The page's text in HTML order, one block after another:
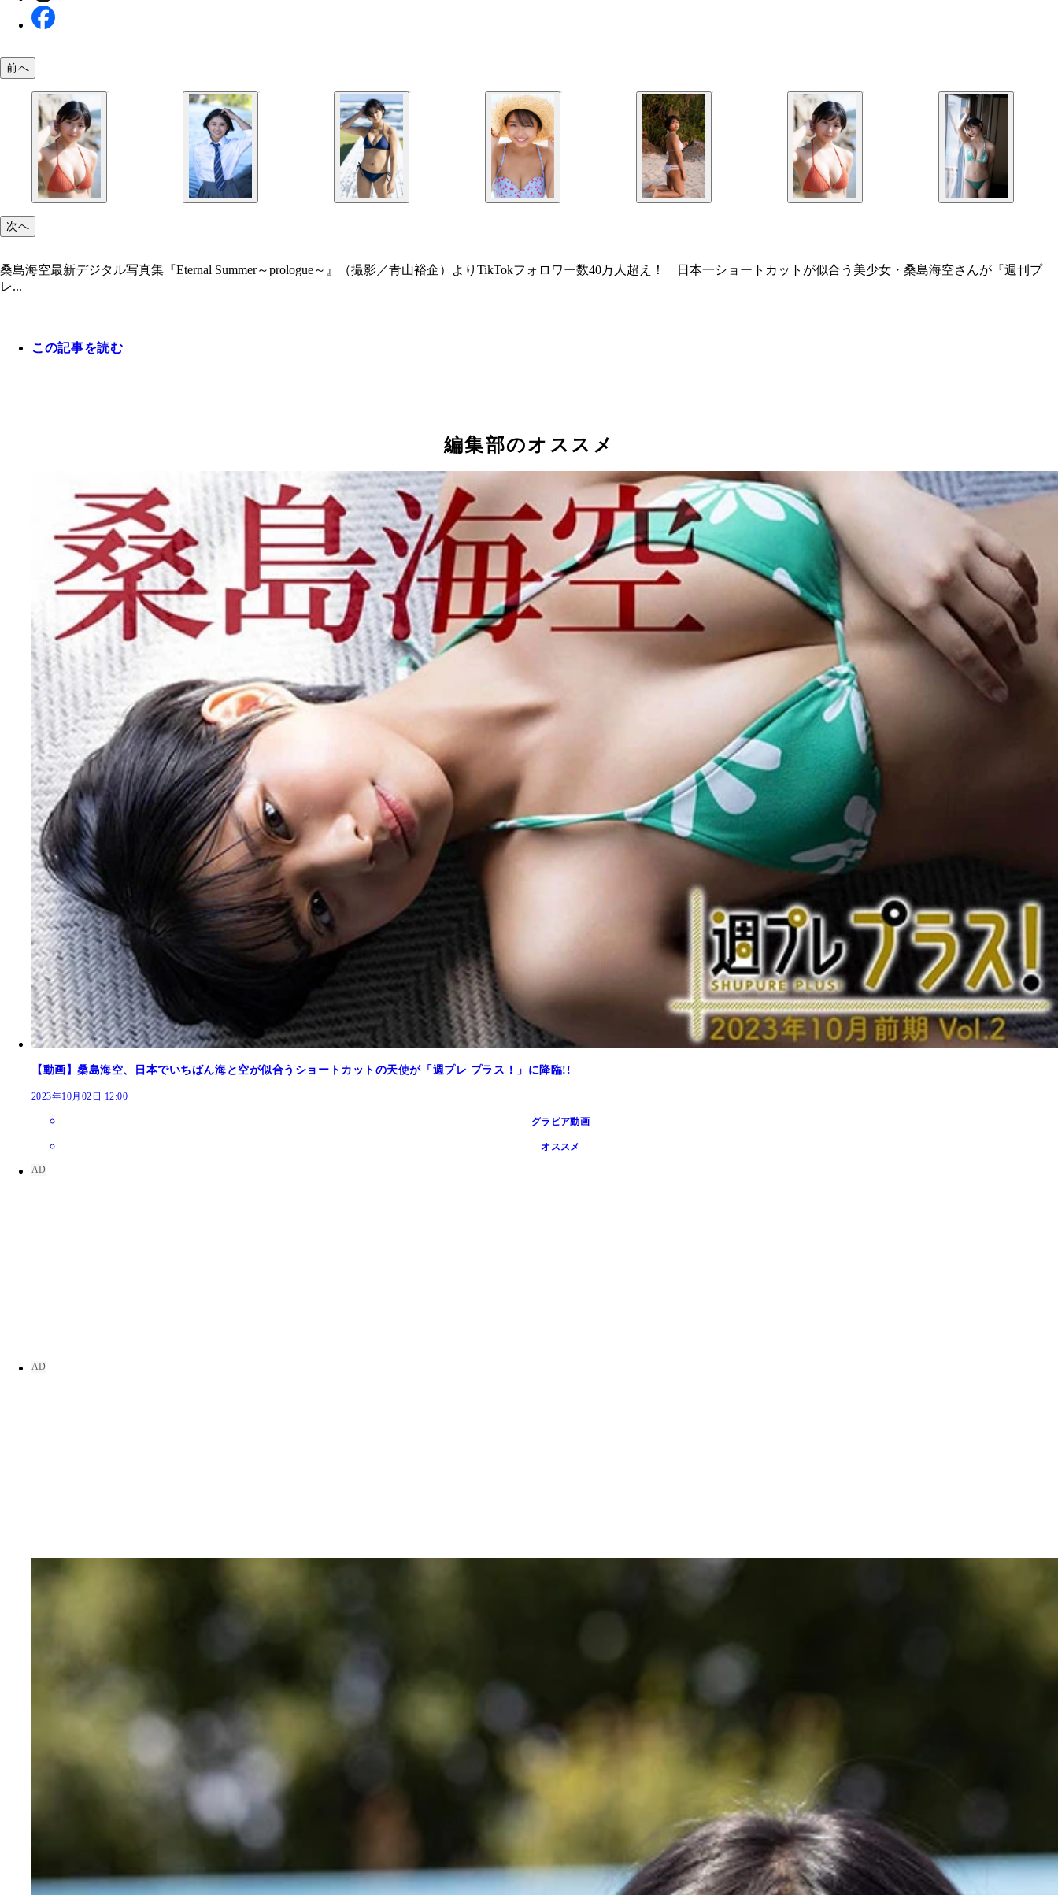
前へ
次へ
桑島海空最新デジタル写真集『Eternal Summer～prologue～』（撮影／青山裕企）よりTikTokフォロワー数40万人超え！ 日本一ショートカットが似合う美少女・桑島海空さんが『週刊プ
レ...
この記事を読む
編集部のオススメ
【動画】桑島海空、日本でいちばん海と空が似合うショートカットの天使が「週プレ プラス！」に降臨!!
2023年10月02日 12:00
グラビア動画
オススメ